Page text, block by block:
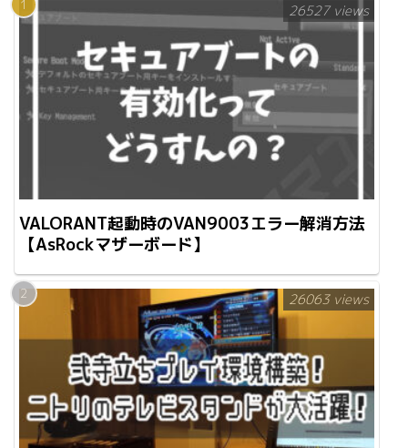
VALORANT起動時のVAN9003エラー解消方法
【AsRockマザーボード】
26527 views
26063 views